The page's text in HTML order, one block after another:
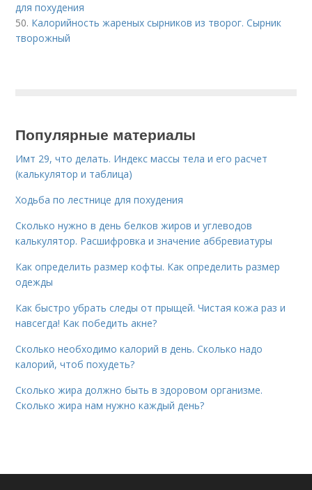
для похудения
50. Калорийность жареных сырников из творог. Сырник
творожный
Популярные материалы
Имт 29, что делать. Индекс массы тела и его расчет
(калькулятор и таблица)
Ходьба по лестнице для похудения
Сколько нужно в день белков жиров и углеводов
калькулятор. Расшифровка и значение аббревиатуры
Как определить размер кофты. Как определить размер
одежды
Как быстро убрать следы от прыщей. Чистая кожа раз и
навсегда! Как победить акне?
Сколько необходимо калорий в день. Сколько надо
калорий, чтоб похудеть?
Сколько жира должно быть в здоровом организме.
Сколько жира нам нужно каждый день?